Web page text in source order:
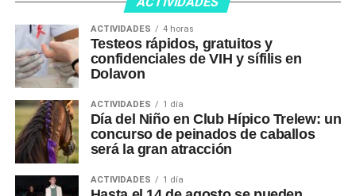
ACTIVIDADES 4 horas
Testeos rápidos, gratuitos y
confidenciales de VIH y sífilis en
Dolavon
ACTIVIDADES 1 día
Día del Niño en Club Hípico Trelew: un
concurso de peinados de caballos
será la gran atracción
ACTIVIDADES 1 día